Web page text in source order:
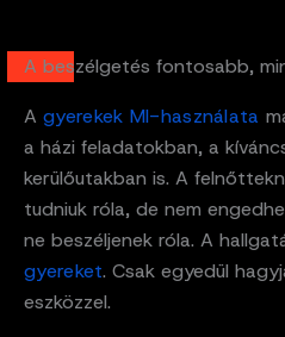
A beszélgetés fontosabb,
A gyerekek MI-használata
a házi feladatokban, a
kerülőutakban is. A
tudniuk róla, de nem
ne beszéljenek róla. A
gyereket. Csak egyedül
eszközzel.